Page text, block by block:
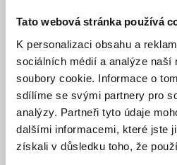
Tato webová stránka používá
K personalizaci obsahu a
sociálních médií a analýze
soubory cookie. Informace o
sdílíme se svými partnery pro
analýzy. Partneři tyto údaje
dalšími informacemi, které jste
získali v důsledku toho, že